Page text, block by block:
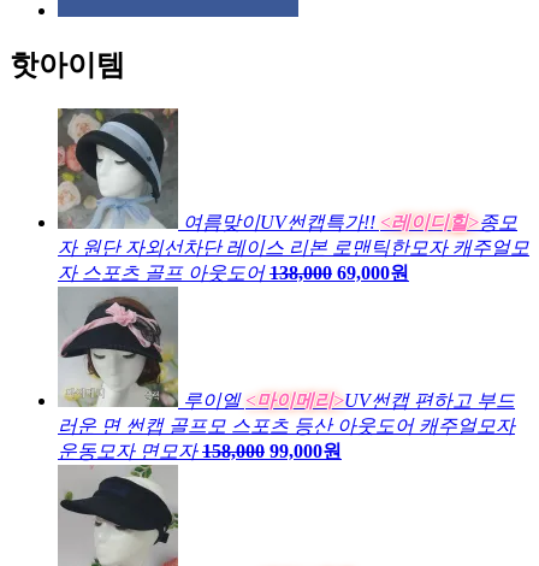
핫아이템
여름맞이UV썬캡특가!! <레이디힐>종모
자 원단 자외선차단 레이스 리본 로맨틱한모자 캐주얼모
자 스포츠 골프 아웃도어138,000 69,000원
루이엘 <마이메리>UV썬캡 편하고 부드
러운 면 썬캡 골프모 스포츠 등산 아웃도어 캐주얼모자
운동모자 면모자158,000 99,000원